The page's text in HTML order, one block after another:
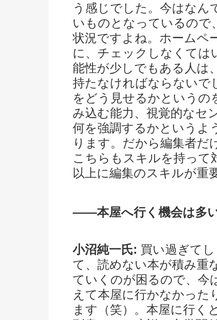
う感じでした。今はなん
いものとなっているので
状況ですよね。ホームペ
に、チェックしなくては
能性が少しでもある人は
持たなければならないで
をどう見せるかというの
み込む能力、視覚的なセ
何を強調するかというよ
ります。だから編集者だ
こちらもスキルを持って
以上に編集のスキルが重
――本屋へ行く機会は多
小沼純一氏: 買い過ぎて
て、読めない本が積み重
ていくのが困るので、今
えて本屋に行かなかった
ます（笑）。本屋に行く